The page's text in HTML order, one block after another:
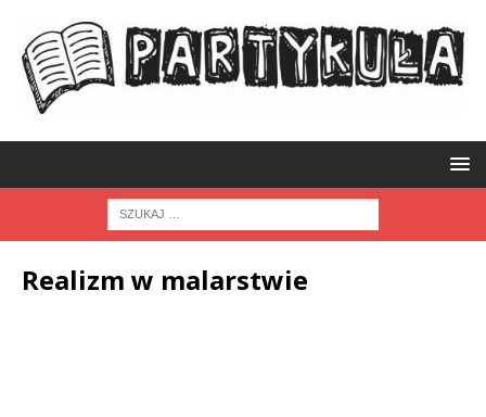
Realizm w malarstwie